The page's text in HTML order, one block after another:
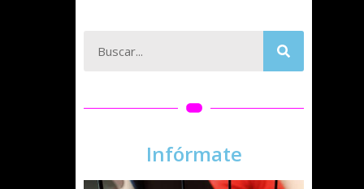
Infórmate